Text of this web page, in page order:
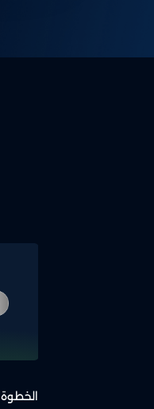
الخطوة 1: اختر أسهمك